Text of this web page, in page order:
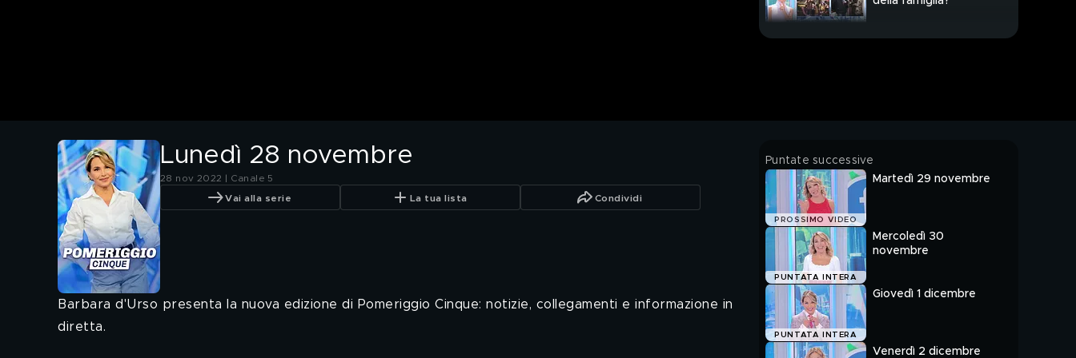
medico
dichiarazioni del
medico
Balestra
Fratello Vip
Lunedì 28 novembre
28 nov 2022 | Canale 5
Vai alla serie La tua lista Condividi
Barbara d'Urso presenta la nuova edizione di Pomeriggio Cinque: notizie, collegamenti e informazione in
diretta.
Puntate successive
PROSSIMO VIDEO
Martedì 29 novembre
PUNTATA INTERA
Mercoledì 30
novembre
PUNTATA INTERA
Giovedì 1 dicembre
Venerdì 2 dicembre